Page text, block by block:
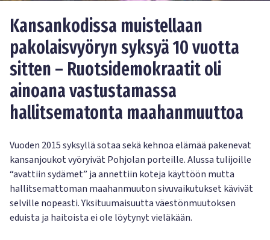
Kansankodissa muistellaan
pakolaisvyöryn syksyä 10 vuotta
sitten – Ruotsidemokraatit oli
ainoana vastustamassa
hallitsematonta maahanmuuttoa
Vuoden 2015 syksyllä sotaa sekä kehnoa elämää pakenevat
kansanjoukot vyöryivät Pohjolan porteille. Alussa tulijoille
“avattiin sydämet” ja annettiin koteja käyttöön mutta
hallitsemattoman maahanmuuton sivuvaikutukset kävivät
selville nopeasti. Yksituumaisuutta väestönmuutoksen
eduista ja haitoista ei ole löytynyt vieläkään.